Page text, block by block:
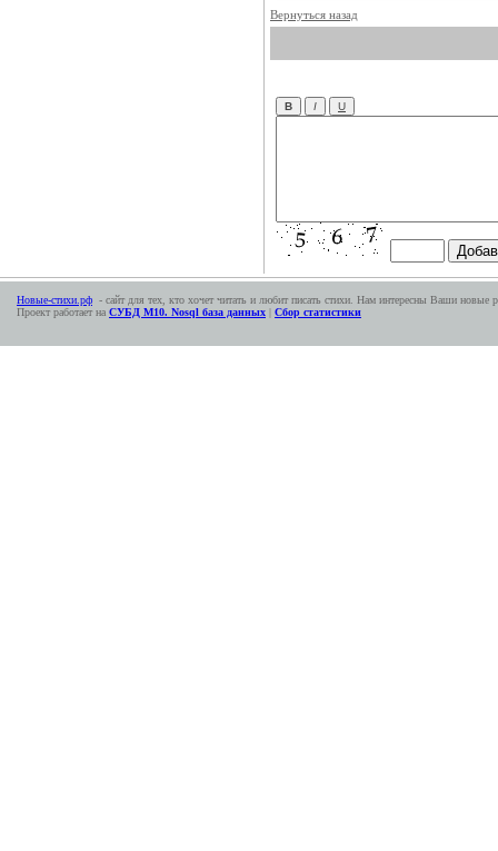
Вернуться назад
Новые-стихи.рф - сайт для тех, кто хочет читать и любит писать стихи. Нам интересны Ваши новые
Проект работает на СУБД М10. Nosql база данных | Сбор статистики